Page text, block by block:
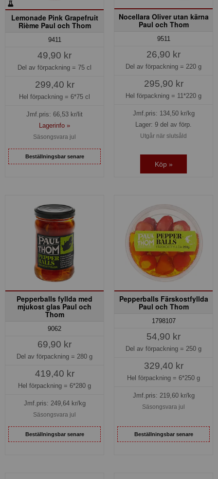
Lemonade Pink Grapefruit
Rième Paul och Thom
9411
49,90 kr
Del av förpackning = 75 cl
299,40 kr
Hel förpackning = 6*75 cl
Jmf.pris: 66,53 kr/lit
Lagerinfo »
Säsongsvara jul
Beställningsbar senare
Nocellara Oliver utan kärna
Paul och Thom
9511
26,90 kr
Del av förpackning = 220 g
295,90 kr
Hel förpackning = 11*220 g
Jmf.pris: 134,50kr/kg
Lager: 9 del av förp.
Utgår när slutsåld
Köp »
Pepperballs fyllda med
mjukost glas Paul och
Thom
9062
69,90 kr
Del av förpackning = 280 g
419,40 kr
Hel förpackning = 6*280 g
Jmf.pris: 249,64kr/kg
Säsongsvara jul
Beställningsbar senare
Pepperballs Färskostfyllda
Paul och Thom
1798107
54,90 kr
Del av förpackning = 250 g
329,40 kr
Hel förpackning = 6*250 g
Jmf.pris: 219,60kr/kg
Säsongsvara jul
Beställningsbar senare